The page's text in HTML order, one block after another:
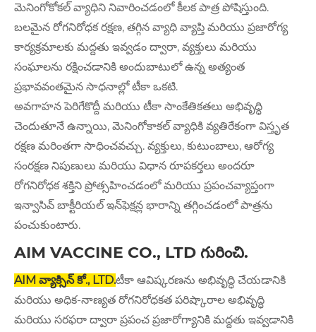
మెనింగోకోకల్ వ్యాధిని నివారించడంలో కీలక పాత్ర పోషిస్తుంది.
బలమైన రోగనిరోధక రక్షణ, తగ్గిన వ్యాధి వ్యాప్తి మరియు ప్రజారోగ్య
కార్యక్రమాలకు మద్దతు ఇవ్వడం ద్వారా, వ్యక్తులు మరియు
సంఘాలను రక్షించడానికి అందుబాటులో ఉన్న అత్యంత
ప్రభావవంతమైన సాధనాల్లో టీకా ఒకటి.
అవగాహన పెరిగేకొద్దీ మరియు టీకా సాంకేతికతలు అభివృద్ధి
చెందుతూనే ఉన్నాయి, మెనింగోకాకల్ వ్యాధికి వ్యతిరేకంగా విస్తృత
రక్షణ మరింతగా సాధించవచ్చు. వ్యక్తులు, కుటుంబాలు, ఆరోగ్య
సంరక్షణ నిపుణులు మరియు విధాన రూపకర్తలు అందరూ
రోగనిరోధక శక్తిని ప్రోత్సహించడంలో మరియు ప్రపంచవ్యాప్తంగా
ఇన్వాసివ్ బాక్టీరియల్ ఇన్‌ఫెక్షన్ల భారాన్ని తగ్గించడంలో పాత్రను
పంచుకుంటారు.
AIM VACCINE CO., LTD గురించి.
AIM వ్యాక్సిన్ కో., LTD.టీకా ఆవిష్కరణను అభివృద్ధి చేయడానికి
మరియు అధిక-నాణ్యత రోగనిరోధకత పరిష్కారాల అభివృద్ధి
మరియు సరఫరా ద్వారా ప్రపంచ ప్రజారోగ్యానికి మద్దతు ఇవ్వడానికి